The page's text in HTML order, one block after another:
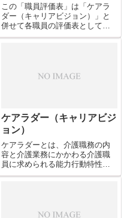
この「職員評価表」は「ケアラ
ダー（キャリアビジョン）」と
併せて各職員の評価表としてご
使用いただけます。
ケアラダー（キャリアビジ
ョン）
ケアラダーとは、介護職務の内
容と介護業務にかかわる介護職
員に求められる能力行動特性を
規定したものです。介護能力を
はそれをマニュアル化したもの